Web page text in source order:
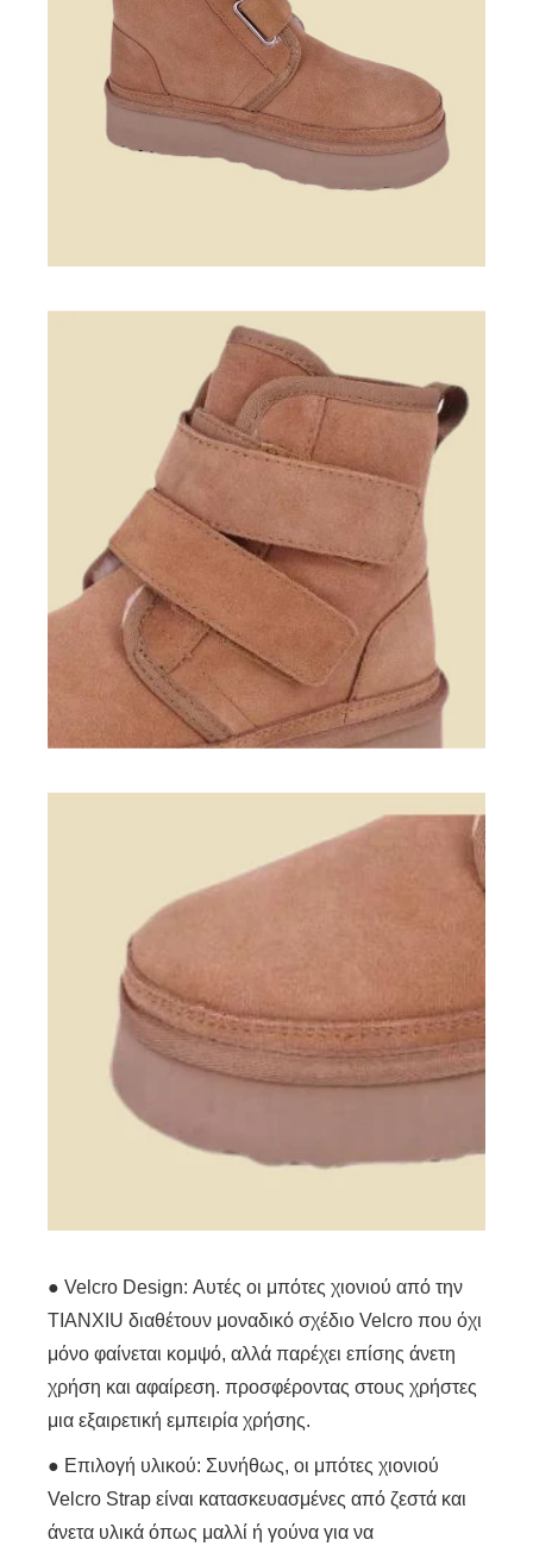
● Velcro Design: Αυτές οι μπότες χιονιού από την
TIANXIU διαθέτουν μοναδικό σχέδιο Velcro που όχι
μόνο φαίνεται κομψό, αλλά παρέχει επίσης άνετη
χρήση και αφαίρεση. προσφέροντας στους χρήστες
μια εξαιρετική εμπειρία χρήσης.
● Επιλογή υλικού: Συνήθως, οι μπότες χιονιού
Velcro Strap είναι κατασκευασμένες από ζεστά και
άνετα υλικά όπως μαλλί ή γούνα για να